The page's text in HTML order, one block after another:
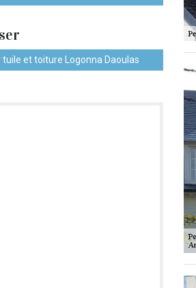
tuile et toiture Logonna Daoulas